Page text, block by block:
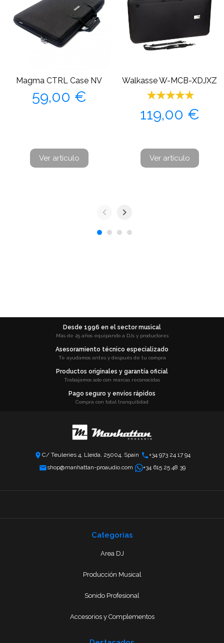
Magma CTRL Case NV
Precio
59,00 €
Ver artículo
Walkasse W-MCB-XDJXZ
Precio
119,00 €
Ver artículo
Desde 1996 en el sector musical
Más de 25 años equipando a DJs y productores
Asesoramiento técnico especializado
Te ayudamos antes y después de tu compra
Productos originales y garantía oficial
Trabajamos solo con marcas reconocidas
Pago seguro y envíos rápidos
Compra con total tranquilidad
C/ Teuleries 4, Lleida, 25004, Spain
+34 973 24 17 94
shop@manhattan-proaudio.com
+34 615 25 48 39
Categorias
Area DJ
Producción Musical
Sonido Profesional
Accesorios y Complementos